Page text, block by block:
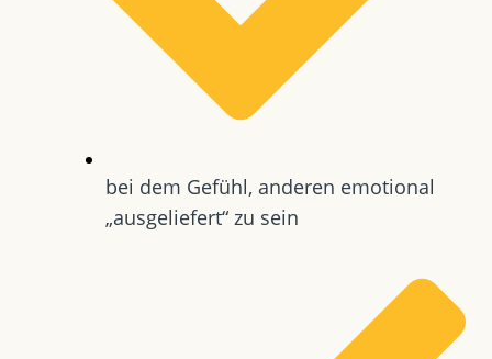
bei dem Gefühl, anderen emotional
„ausgeliefert“ zu sein